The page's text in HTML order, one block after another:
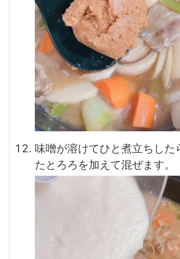
味噌が溶けてひと煮立ちした
たとろろを加えて混ぜます。